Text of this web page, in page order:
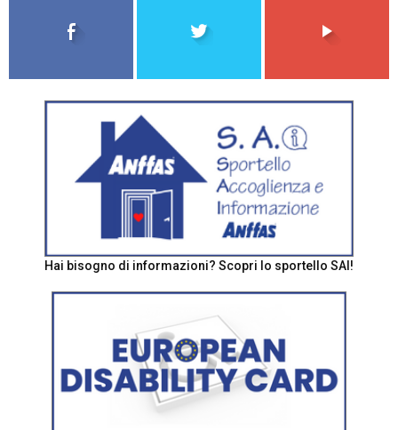
Hai bisogno di informazioni? Scopri lo sportello SAI!